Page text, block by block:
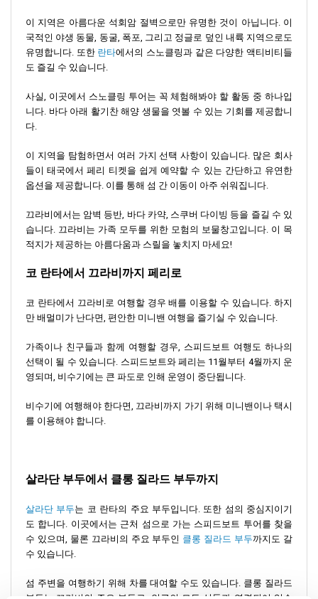
이 지역은 아름다운 석회암 절벽으로만 유명한 것이 아닙니다. 이
국적인 야생 동물, 동굴, 폭포, 그리고 정글로 덮인 내륙 지역으로도
유명합니다. 또한 란타에서의 스노클링과 같은 다양한 액티비티들
도 즐길 수 있습니다.
사실, 이곳에서 스노클링 투어는 꼭 체험해봐야 할 활동 중 하나입
니다. 바다 아래 활기찬 해양 생물을 엿볼 수 있는 기회를 제공합니
다.
이 지역을 탐험하면서 여러 가지 선택 사항이 있습니다. 많은 회사
들이 태국에서 페리 티켓을 쉽게 예약할 수 있는 간단하고 유연한
옵션을 제공합니다. 이를 통해 섬 간 이동이 아주 쉬워집니다.
끄라비에서는 암벽 등반, 바다 카약, 스쿠버 다이빙 등을 즐길 수 있
습니다. 끄라비는 가족 모두를 위한 모험의 보물창고입니다. 이 목
적지가 제공하는 아름다움과 스릴을 놓치지 마세요!
코 란타에서 끄라비까지 페리로
코 란타에서 끄라비로 여행할 경우 배를 이용할 수 있습니다. 하지
만 배멀미가 난다면, 편안한 미니밴 여행을 즐기실 수 있습니다.
가족이나 친구들과 함께 여행할 경우, 스피드보트 여행도 하나의
선택이 될 수 있습니다. 스피드보트와 페리는 11월부터 4월까지 운
영되며, 비수기에는 큰 파도로 인해 운영이 중단됩니다.
비수기에 여행해야 한다면, 끄라비까지 가기 위해 미니밴이나 택시
를 이용해야 합니다.
살라단 부두에서 클롱 질라드 부두까지
살라단 부두는 코 란타의 주요 부두입니다. 또한 섬의 중심지이기
도 합니다. 이곳에서는 근처 섬으로 가는 스피드보트 투어를 찾을
수 있으며, 물론 끄라비의 주요 부두인 클롱 질라드 부두까지도 갈
수 있습니다.
섬 주변을 여행하기 위해 차를 대여할 수도 있습니다. 클롱 질라드